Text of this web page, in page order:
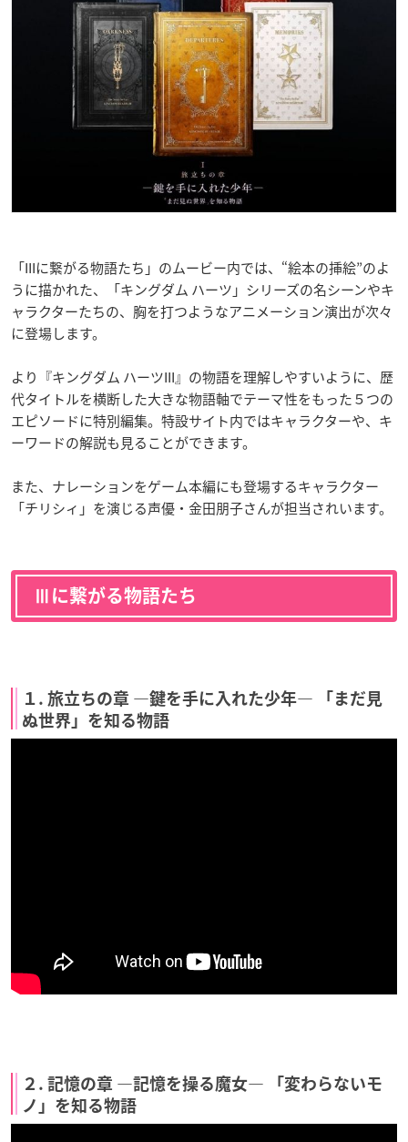
「IIIに繋がる物語たち」のムービー内では、“絵本の挿絵”のよ
うに描かれた、「キングダム ハーツ」シリーズの名シーンやキ
ャラクターたちの、胸を打つようなアニメーション演出が次々
に登場します。
より『キングダム ハーツIII』の物語を理解しやすいように、歴
代タイトルを横断した大きな物語軸でテーマ性をもった５つの
エピソードに特別編集。特設サイト内ではキャラクターや、キ
ーワードの解説も見ることができます。
また、ナレーションをゲーム本編にも登場するキャラクター
「チリシィ」を演じる声優・金田朋子さんが担当されいます。
Ⅲに繋がる物語たち
１. 旅立ちの章 ―鍵を手に入れた少年― 「まだ見
ぬ世界」を知る物語
２. 記憶の章 ―記憶を操る魔女― 「変わらないモ
ノ」を知る物語